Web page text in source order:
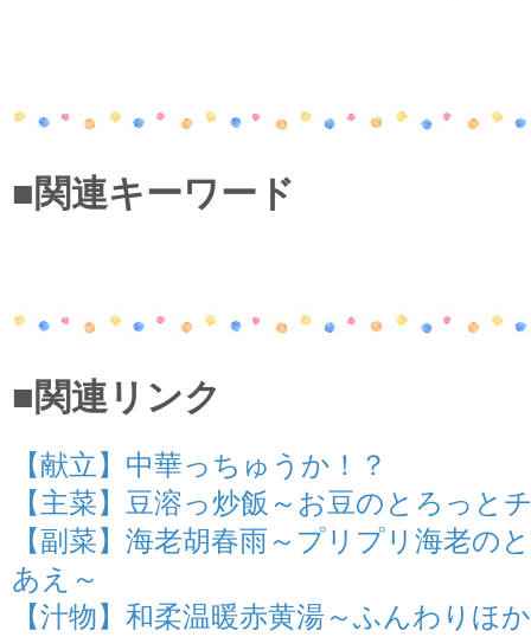
■関連キーワード
■関連リンク
【献立】中華っちゅうか！？
【主菜】豆溶っ炒飯～お豆のとろっと
【副菜】海老胡春雨～プリプリ海老の
あえ～
【汁物】和柔温暖赤黄湯～ふんわりほ